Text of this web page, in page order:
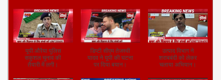
यूपी:औरैया पुलिस
सकुशल चुनाव की
तैयारी में लगी।
डिप्टी सीएम तेजस्वी
यादव ने यूपी की घटना
पर दिया बयान।
उत्पाद विभाग ने
शराबबंदी को लेकर
चलाया अभियान।